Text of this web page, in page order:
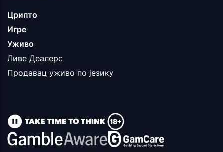
Црипто
Игре
Уживо
Ливе Деалерс
Продавац уживо по језику